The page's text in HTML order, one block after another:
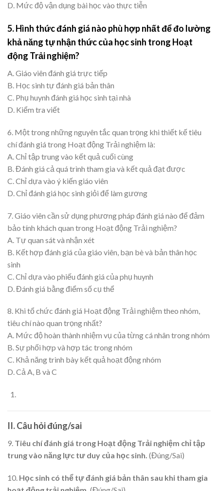
D. Mức độ vận dụng bài học vào thực tiễn
5. Hình thức đánh giá nào phù hợp nhất để đo lường
khả năng tự nhận thức của học sinh trong Hoạt
động Trải nghiệm?
A. Giáo viên đánh giá trực tiếp
B. Học sinh tự đánh giá bản thân
C. Phụ huynh đánh giá học sinh tại nhà
D. Kiểm tra viết
6. Một trong những nguyên tắc quan trọng khi thiết kế tiêu
chí đánh giá trong Hoạt động Trải nghiệm là:
A. Chỉ tập trung vào kết quả cuối cùng
B. Đánh giá cả quá trình tham gia và kết quả đạt được
C. Chỉ dựa vào ý kiến giáo viên
D. Chỉ đánh giá học sinh giỏi để làm gương
7. Giáo viên cần sử dụng phương pháp đánh giá nào để đảm
bảo tính khách quan trong Hoạt động Trải nghiệm?
A. Tự quan sát và nhận xét
B. Kết hợp đánh giá của giáo viên, bạn bè và bản thân học
sinh
C. Chỉ dựa vào phiếu đánh giá của phụ huynh
D. Đánh giá bằng điểm số cụ thể
8. Khi tổ chức đánh giá Hoạt động Trải nghiệm theo nhóm,
tiêu chí nào quan trọng nhất?
A. Mức độ hoàn thành nhiệm vụ của từng cá nhân trong nhóm
B. Sự phối hợp và hợp tác trong nhóm
C. Khả năng trình bày kết quả hoạt động nhóm
D. Cả A, B và C
II. Câu hỏi đúng/sai
9. Tiêu chí đánh giá trong Hoạt động Trải nghiệm chỉ tập
trung vào năng lực tư duy của học sinh. (Đúng/Sai)
10. Học sinh có thể tự đánh giá bản thân sau khi tham gia